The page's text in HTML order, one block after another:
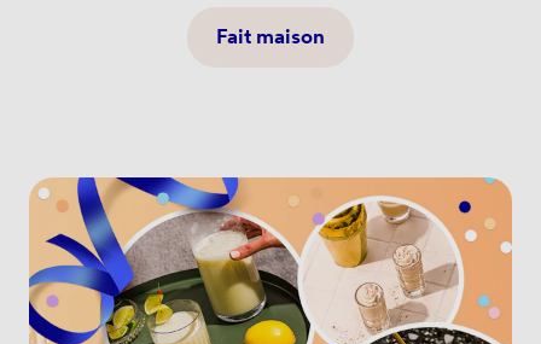
Fait maison